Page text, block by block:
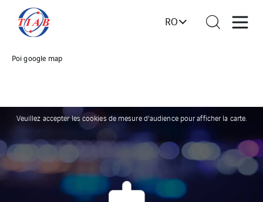
RO
Poi google map
Veuillez accepter les cookies de mesure d'audience pour afficher la carte.